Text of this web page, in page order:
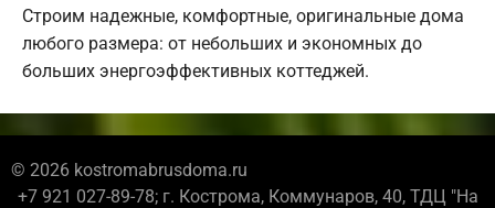
Строим надежные, комфортные, оригинальные дома
любого размера: от небольших и экономных до
больших энергоэффективных коттеджей.
© 2026 kostromabrusdoma.ru
+7 921 027-89-78; г. Кострома, Коммунаров, 40, ТДЦ "На